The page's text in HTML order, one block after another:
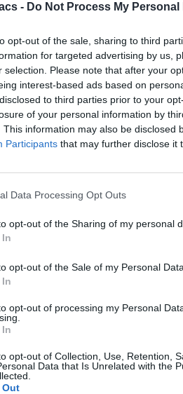
- Do Not Process My
opt-out of the sale, sharing to third
for targeted advertising by us,
selection. Please note that after your
interest-based ads based on
to third parties prior to your
of your personal information by
This information may also be disclosed
Participants that may further disclose it
Data Processing Opt Outs
opt-out of the Sharing of my personal
opt-out of the Sale of my Personal Data.
opt-out of processing my Personal
opt-out of Collection, Use, Retention,
Data that Is Unrelated with the
No comments
Αφήστε μια απάντηση
Η ηλ. διεύθυνση σας δεν δημοσιεύεται.
σημειώνονται με *
Σχόλιο*
Όνομα*
Ιστότοπος
This site uses Akismet to reduce spam.
Διαφήμιση